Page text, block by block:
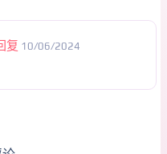
复 10/06/2024